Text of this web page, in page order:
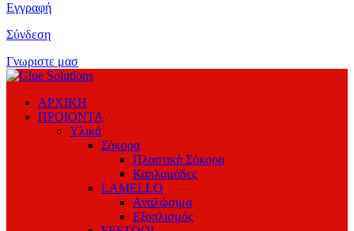
Εγγραφή
Σύνδεση
Γνωριστε μασ
ΑΡΧΙΚΗ
ΠΡΟΙΟΝΤΑ
Υλικά
Σόκορα
Πλαστικά Σόκορα
Καπλαμάδες
LAMELLO
Αναλώσιμα
Εξοπλισμός